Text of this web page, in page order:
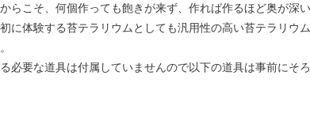
らこそ、何個作っても飽きが来ず、作れば作るほど奥が深
に体験する苔テラリウムとしても汎用性の高い苔テラリウ
必要な道具は付属していませんので以下の道具は事前にそ